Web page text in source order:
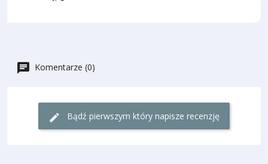
Komentarze (0)
Bądź pierwszym który napisze recenzję